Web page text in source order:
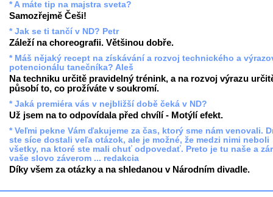
* A máte tip na majstra sveta?
Samozřejmě Češi!
* Jak se ti tančí v ND? Petr
Záleží na choreografii. Většinou dobře.
* Máš nějaký recept na získávání a rozvoj technického a
potencionálu tanečníka? Aleš
Na techniku určitě pravidelný trénink, a na rozvoj výrazu
působí to, co prožíváte v soukromí.
* Jaká premiéra vás v nejbližší době čeká v ND?
Už jsem na to odpovídala před chvílí - Motýlí efekt.
* Veľmi pekne Vám ďakujeme za čas, ktorý sme nám venovali.
ste síce dostali veľa otázok, ale je možné, že medzi nimi neboli
všetky, na ktoré ste mali chuť odpovedať. Preto je tu naše a
vaše slovo záverom ... redakcia
Díky všem za otázky a na shledanou v Národním divadle.